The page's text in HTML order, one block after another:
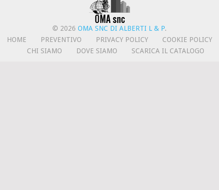
© 2026 OMA SNC DI ALBERTI L & P.
HOME
PREVENTIVO PRIVACY POLICY
COOKIE POLICY
CHI SIAMO
DOVE SIAMO SCARICA IL CATALOGO